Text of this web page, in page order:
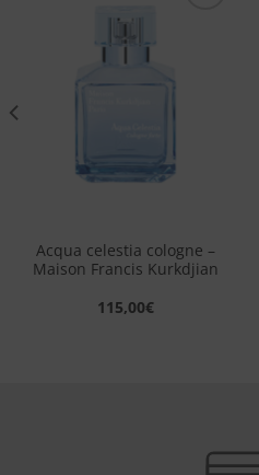
Acqua celestia cologne –
Maison Francis Kurkdjian
115,00€